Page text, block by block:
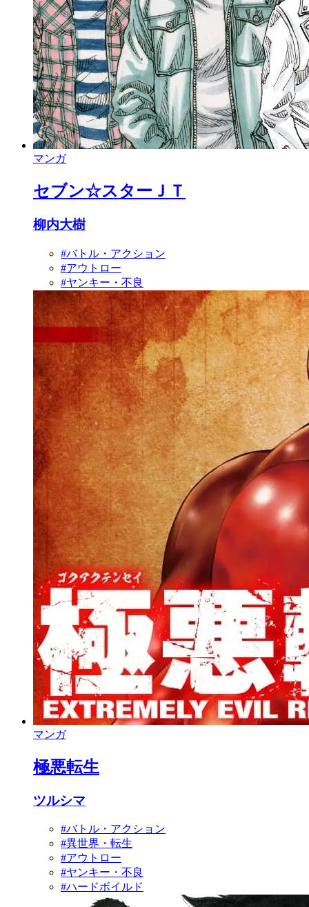
マンガ
セブン☆スターＪＴ
柳内大樹
#バトル・アクション
#アウトロー
#ヤンキー・不良
マンガ
極悪転生
ツルシマ
#バトル・アクション
#異世界・転生
#アウトロー
#ヤンキー・不良
#ハードボイルド